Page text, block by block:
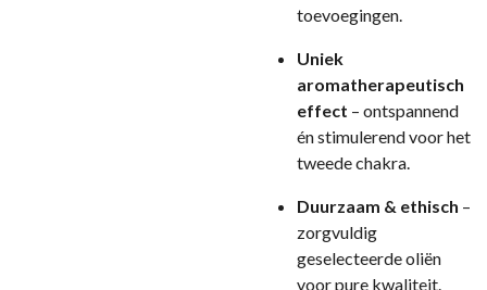
toevoegingen.
Uniek
aromatherapeutisch
effect – ontspannend
én stimulerend voor het
tweede chakra.
Duurzaam & ethisch –
zorgvuldig
geselecteerde oliën
voor pure kwaliteit.